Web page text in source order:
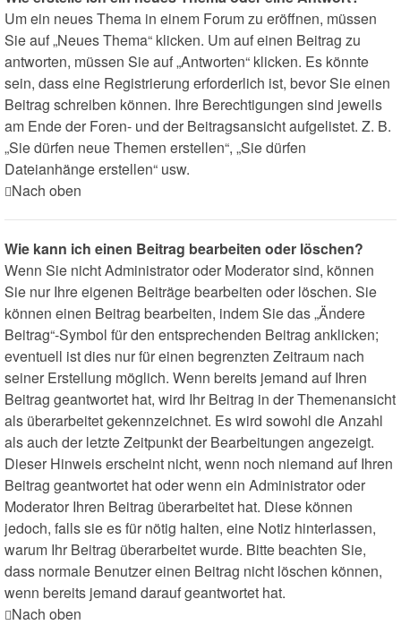
Um ein neues Thema in einem Forum zu eröffnen, müssen
Sie auf „Neues Thema“ klicken. Um auf einen Beitrag zu
antworten, müssen Sie auf „Antworten“ klicken. Es könnte
sein, dass eine Registrierung erforderlich ist, bevor Sie einen
Beitrag schreiben können. Ihre Berechtigungen sind jeweils
am Ende der Foren- und der Beitragsansicht aufgelistet. Z. B.
„Sie dürfen neue Themen erstellen“, „Sie dürfen
Dateianhänge erstellen“ usw.
Nach oben
Wie kann ich einen Beitrag bearbeiten oder löschen?
Wenn Sie nicht Administrator oder Moderator sind, können
Sie nur Ihre eigenen Beiträge bearbeiten oder löschen. Sie
können einen Beitrag bearbeiten, indem Sie das „Ändere
Beitrag“-Symbol für den entsprechenden Beitrag anklicken;
eventuell ist dies nur für einen begrenzten Zeitraum nach
seiner Erstellung möglich. Wenn bereits jemand auf Ihren
Beitrag geantwortet hat, wird Ihr Beitrag in der Themenansicht
als überarbeitet gekennzeichnet. Es wird sowohl die Anzahl
als auch der letzte Zeitpunkt der Bearbeitungen angezeigt.
Dieser Hinweis erscheint nicht, wenn noch niemand auf Ihren
Beitrag geantwortet hat oder wenn ein Administrator oder
Moderator Ihren Beitrag überarbeitet hat. Diese können
jedoch, falls sie es für nötig halten, eine Notiz hinterlassen,
warum Ihr Beitrag überarbeitet wurde. Bitte beachten Sie,
dass normale Benutzer einen Beitrag nicht löschen können,
wenn bereits jemand darauf geantwortet hat.
Nach oben